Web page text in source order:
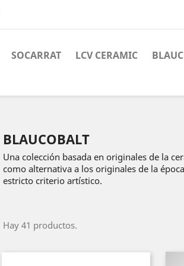
SOCARRAT LCV CERAMIC
BLAUCOBALT
Una colección basada en originales de la
como alternativa a los originales de la
estricto criterio artístico.
Hay 41 productos.